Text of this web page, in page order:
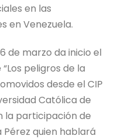
en las
en Venezuela.
de marzo da inicio el
peligros de la
desde el CIP
Católica de
la participación de
quien hablará